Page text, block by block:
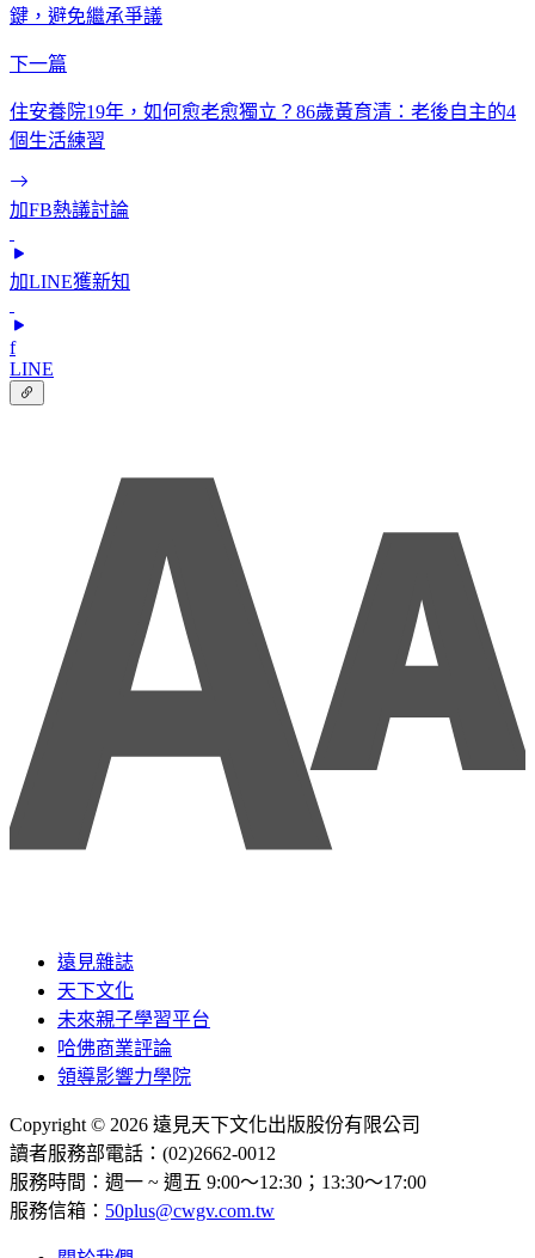
鍵，避免繼承爭議
下一篇
住安養院19年，如何愈老愈獨立？86歲黃育清：老後自主的4
個生活練習
加FB熱議討論
加LINE獲新知
f
LINE
遠見雜誌
天下文化
未來親子學習平台
哈佛商業評論
領導影響力學院
Copyright © 2026 遠見天下文化出版股份有限公司
讀者服務部電話：(02)2662-0012
服務時間：週一 ~ 週五 9:00～12:30；13:30～17:00
服務信箱： 50plus@cwgv.com.tw